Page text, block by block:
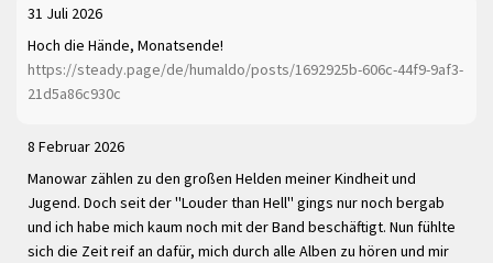
31 Juli 2026
Hoch die Hände, Monatsende!
https://steady.page/de/humaldo/posts/1692925b-606c-44f9-9af3-
21d5a86c930c
8 Februar 2026
Manowar zählen zu den großen Helden meiner Kindheit und
Jugend. Doch seit der "Louder than Hell" gings nur noch bergab
und ich habe mich kaum noch mit der Band beschäftigt. Nun fühlte
sich die Zeit reif an dafür, mich durch alle Alben zu hören und mir